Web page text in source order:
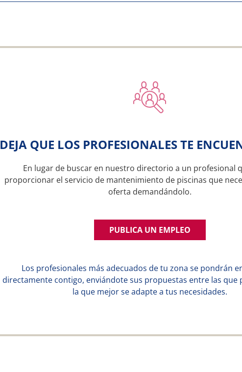
DEJA QUE LOS PROFESIONALES TE
En lugar de buscar en nuestro directorio a un profesional
proporcionar el servicio de mantenimiento de piscinas que
oferta demandándolo.
PUBLICA UN EMPLEO
Los profesionales más adecuados de tu zona se pondrán
directamente contigo, enviándote sus propuestas entre las que
la que mejor se adapte a tus necesidades.